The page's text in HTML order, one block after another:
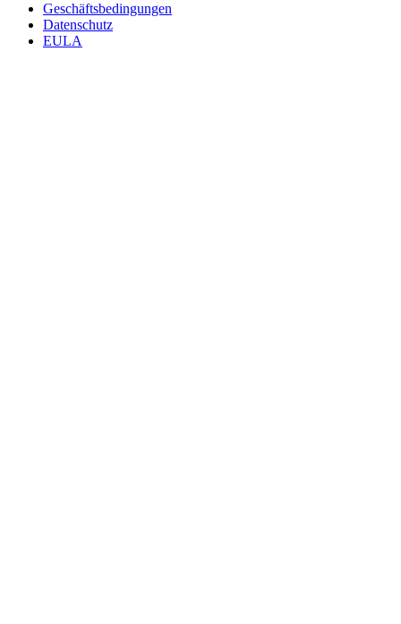
Geschäftsbedingungen
Datenschutz
EULA